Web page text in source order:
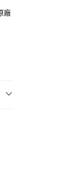
單
開
廠